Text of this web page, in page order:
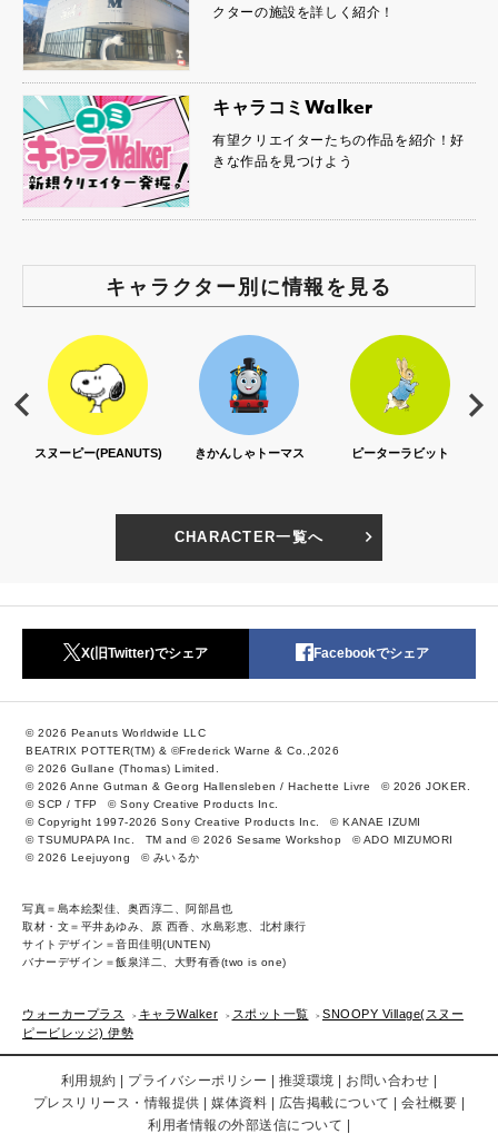
クターの施設を詳しく紹介！
キャラコミWalker
有望クリエイターたちの作品を紹介！好
きな作品を見つけよう
キャラクター別に情報を見る
スヌーピー(PEANUTS) きかんしゃトーマス ピーターラビット
CHARACTER一覧へ
X(旧Twitter)でシェア Facebookでシェア
© 2026 Peanuts Worldwide LLC
BEATRIX POTTER(TM) & ©Frederick Warne & Co.,2026
© 2026 Gullane (Thomas) Limited.
© 2026 Anne Gutman & Georg Hallensleben / Hachette Livre
© 2026 JOKER.
© SCP / TFP
© Sony Creative Products Inc.
© Copyright 1997-2026 Sony Creative Products Inc.
© KANAE IZUMI
© TSUMUPAPA Inc.
TM and © 2026 Sesame Workshop
© ADO MIZUMORI
© 2026 Leejuyong
© みいるか
写真＝島本絵梨佳、奥西淳二、阿部昌也
取材・文＝平井あゆみ、原 西香、水島彩恵、北村康行
サイトデザイン＝音田佳明(UNTEN)
バナーデザイン＝飯泉洋二、大野有香(two is one)
ウォーカープラス キャラWalker スポット一覧
SNOOPY Village(スヌー
ピービレッジ) 伊勢
利用規約 プライバシーポリシー 推奨環境
お問い合わせ
プレスリリース・情報提供
媒体資料 広告掲載について
会社概要
利用者情報の外部送信について